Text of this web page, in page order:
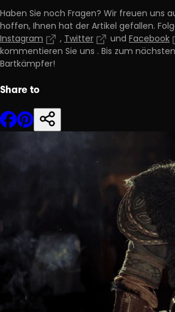
Haben Sie noch Fragen? Wir freuen uns
hoffen, Ihnen hat der Artikel gefallen.
Instagram
,Twitter und Facebook
kommentieren Sie uns . Bis zum
Bartkämpfer!
Share to